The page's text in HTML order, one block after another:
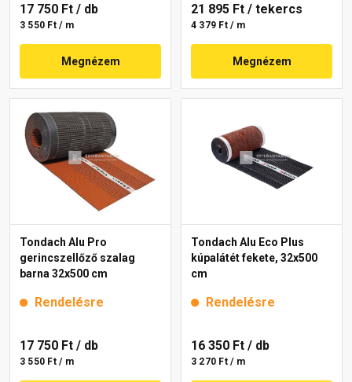
17 750 Ft / db
3 550 Ft / m
Megnézem
21 895 Ft / tekercs
4 379 Ft / m
Megnézem
Tondach Alu Pro
gerincszellőző szalag
barna 32x500 cm
Rendelésre
17 750 Ft / db
3 550 Ft / m
Tondach Alu Eco Plus
kúpalátét fekete, 32x500
cm
Rendelésre
16 350 Ft / db
3 270 Ft / m